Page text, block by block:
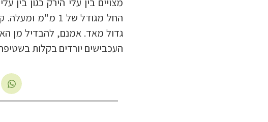
החל מגודל של 1
גדול מאד. אמנם, להבדיל מן
העכבישים יורדים בקלות